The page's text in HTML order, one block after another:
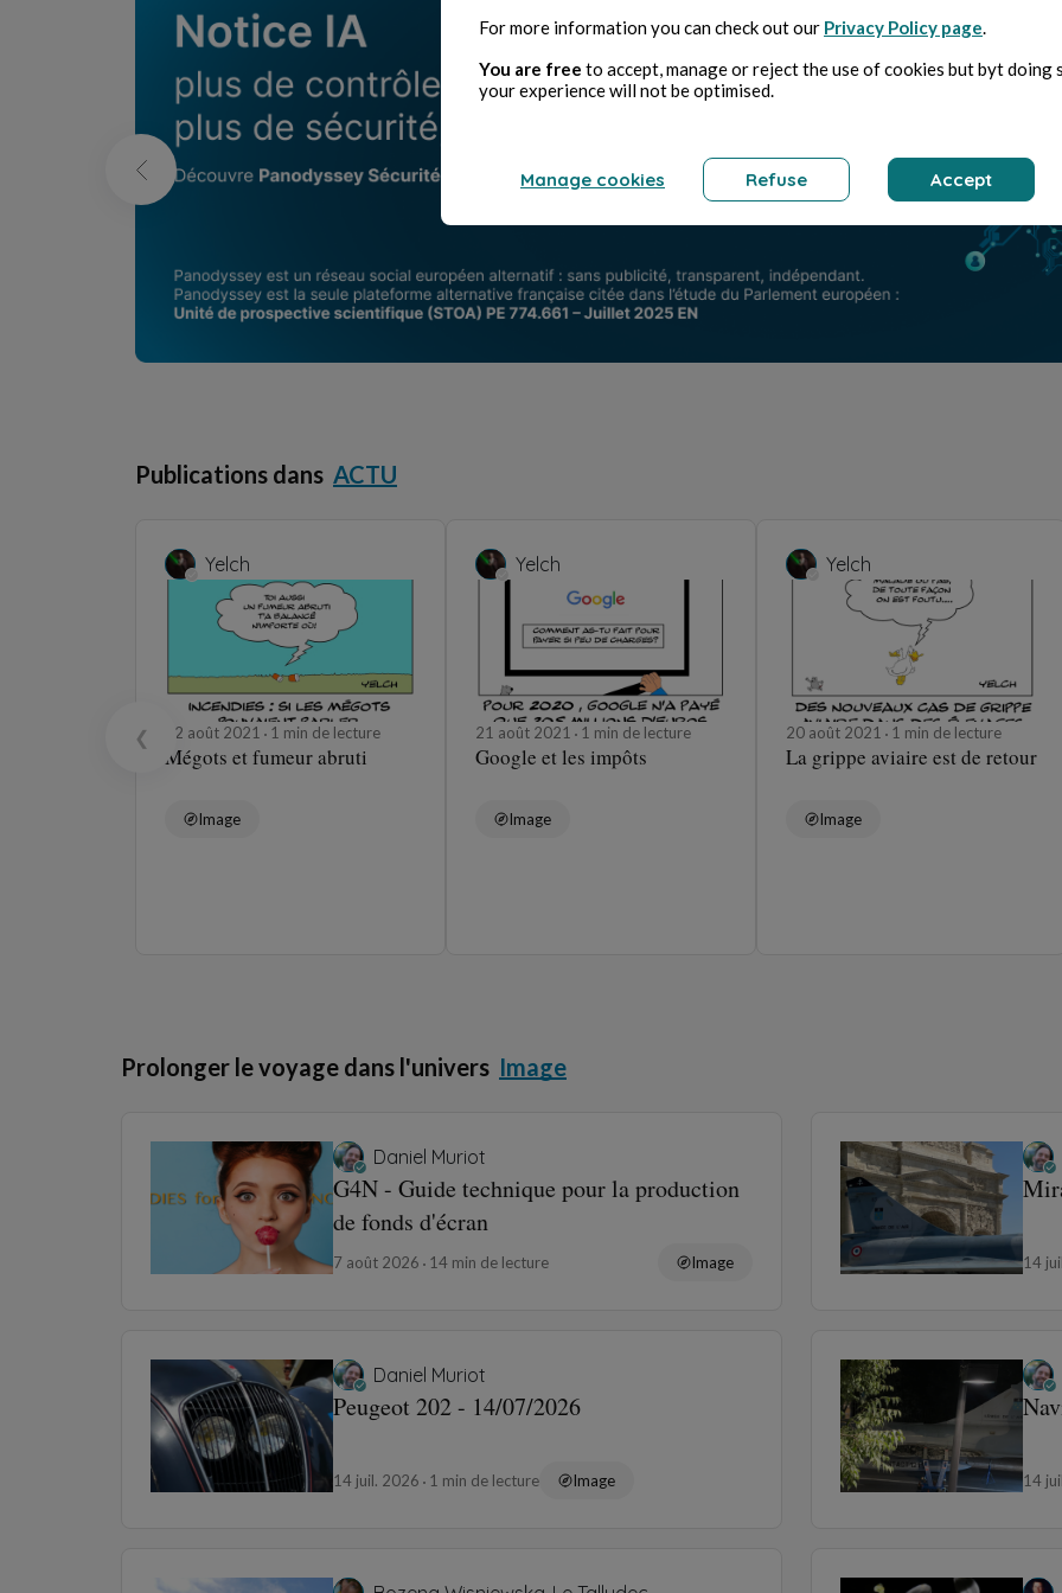
Publications dans ACTU
❮
Yelch
22 août 2021 1 min de lecture
Mégots et fumeur abruti
Image
Yelch
21 août 2021 1 min de lecture
Google et les impôts
Image
Yelch
20 août 2021 1 min de lecture
La grippe aviaire est de retour
Image
Prolonger le voyage dans l'univers Image
Daniel Muriot
G4N - Guide technique pour la production
de fonds d'écran
7 août 2026 14 min de lecture Image 14
Daniel Muriot
Peugeot 202 - 14/07/2026
14 juil. 2026 1 min de lecture Image 14
For more information you can check out our Privacy Policy page.
You are free to accept, manage or reject the use of cookies but byt doing
your experience will not be optimised.
Manage cookies Refuse Accept